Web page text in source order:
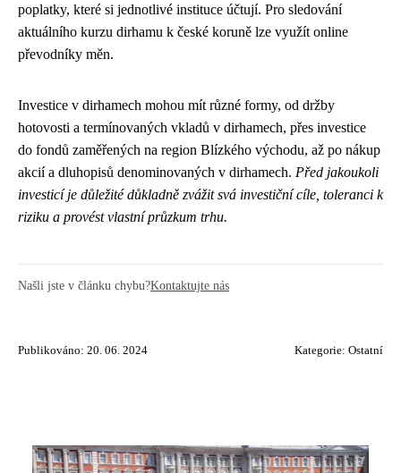
poplatky, které si jednotlivé instituce účtují. Pro sledování
aktuálního kurzu dirhamu k české koruně lze využít online
převodníky měn.
Investice v dirhamech mohou mít různé formy, od držby
hotovosti a termínovaných vkladů v dirhamech, přes investice
do fondů zaměřených na region Blízkého východu, až po nákup
akcií a dluhopisů denominovaných v dirhamech. Před jakoukoli
investicí je důležité důkladně zvážit svá investiční cíle, toleranci k
riziku a provést vlastní průzkum trhu.
Našli jste v článku chybu?Kontaktujte nás
Publikováno: 20. 06. 2024 Kategorie: Ostatní